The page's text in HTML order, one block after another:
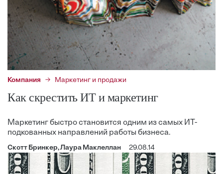
Компания Маркетинг и продажи
Как скрестить ИТ и маркетинг
Маркетинг быстро становится одним из самых ИТ-
подкованных направлений работы бизнеса.
Скотт Бринкер, Лаура Маклеллан 29.08.14